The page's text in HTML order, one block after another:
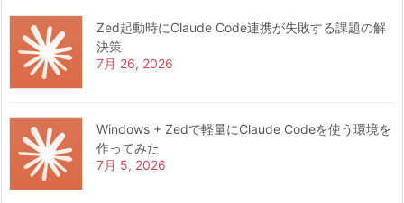
Zed起動時にClaude Code連携が失敗する課題の解
決策
7月 26, 2026
Windows + Zedで軽量にClaude Codeを使う環境を
作ってみた
7月 5, 2026